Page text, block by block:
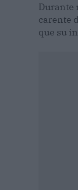
Durante
carente
que su